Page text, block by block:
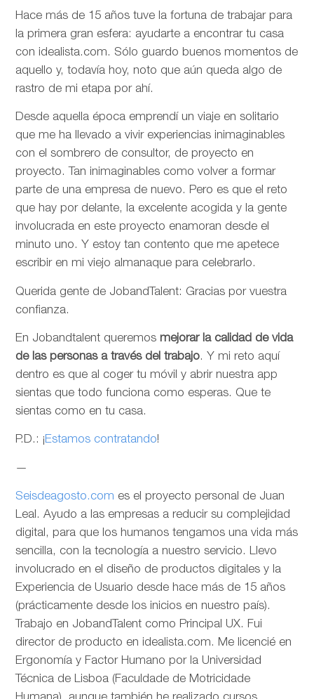
Hace más de 15 años tuve la fortuna de trabajar para
la primera gran esfera: ayudarte a encontrar tu casa
con idealista.com. Sólo guardo buenos momentos de
aquello y, todavía hoy, noto que aún queda algo de
rastro de mi etapa por ahí.
Desde aquella época emprendí un viaje en solitario
que me ha llevado a vivir experiencias inimaginables
con el sombrero de consultor, de proyecto en
proyecto. Tan inimaginables como volver a formar
parte de una empresa de nuevo. Pero es que el reto
que hay por delante, la excelente acogida y la gente
involucrada en este proyecto enamoran desde el
minuto uno. Y estoy tan contento que me apetece
escribir en mi viejo almanaque para celebrarlo.
Querida gente de JobandTalent: Gracias por vuestra
confianza.
En Jobandtalent queremos mejorar la calidad de vida
de las personas a través del trabajo. Y mi reto aquí
dentro es que al coger tu móvil y abrir nuestra app
sientas que todo funciona como esperas. Que te
sientas como en tu casa.
P.D.: ¡Estamos contratando!
—
Seisdeagosto.com es el proyecto personal de Juan
Leal. Ayudo a las empresas a reducir su complejidad
digital, para que los humanos tengamos una vida más
sencilla, con la tecnología a nuestro servicio. Llevo
involucrado en el diseño de productos digitales y la
Experiencia de Usuario desde hace más de 15 años
(prácticamente desde los inicios en nuestro país).
Trabajo en JobandTalent como Principal UX. Fui
director de producto en idealista.com. Me licencié en
Ergonomía y Factor Humano por la Universidad
Técnica de Lisboa (Faculdade de Motricidade